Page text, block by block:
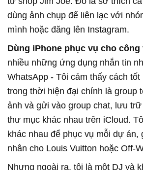
dùng ảnh chụp để liên lạc với
mình hoặc đăng lên Instagram.
Dùng iPhone phục vụ cho công
nhiều những ứng dụng nhắn tin
WhatsApp - Tôi cảm thấy cách
trong thời hiện đại chính là group
ảnh và gửi vào group chat, lưu
thư mục khác nhau trên iCloud.
khác nhau để phục vụ mỗi dự án,
nhân cho Louis Vuitton hoặc Off-
Nhưng ngoài ra, tôi là một DJ và